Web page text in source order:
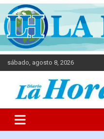
sábado, agosto 8, 2026
Diario La Hora